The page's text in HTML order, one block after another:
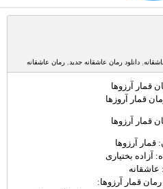
, دانلود رمان عاشقانه جدید رمان عاشقانه
قمار آرزوها
قمار آرزوها
قمار آرزوها
آزاده بختیاری
عاشقانه
قمار آرزوها: